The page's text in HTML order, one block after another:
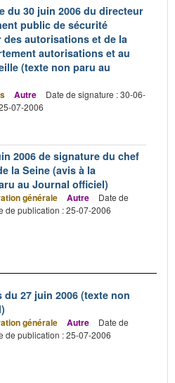
du 30 juin 2006 du directeur
public de sécurité
autorisations et de la
autorisations et au
(texte non paru au
Autre
Date de signature : 30-06-
07-2006
2006 de signature du chef
la Seine (avis à la
au Journal officiel)
générale Autre
Date de
de publication : 25-07-2006
27 juin 2006 (texte non
générale Autre
Date de
de publication : 25-07-2006